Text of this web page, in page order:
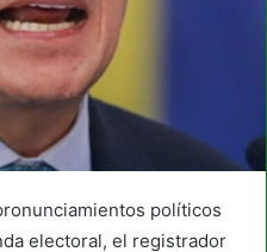
políticos
electoral, el registrador